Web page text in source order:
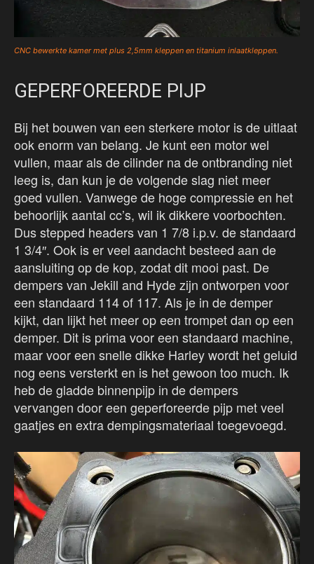
CNC bewerkte kamer met plus 2,5mm kleppen en titanium inlaatkleppen.
GEPERFOREERDE PIJP
Bij het bouwen van een sterkere motor is de uitlaat
ook enorm van belang. Je kunt een motor wel
vullen, maar als de cilinder na de ontbranding niet
leeg is, dan kun je de volgende slag niet meer
goed vullen. Vanwege de hoge compressie en het
behoorlijk aantal cc’s, wil ik dikkere voorbochten.
Dus stepped headers van 1 7/8 i.p.v. de standaard
1 3/4″. Ook is er veel aandacht besteed aan de
aansluiting op de kop, zodat dit mooi past. De
dempers van Jekill and Hyde zijn ontworpen voor
een standaard 114 of 117. Als je in de demper
kijkt, dan lijkt het meer op een trompet dan op een
demper. Dit is prima voor een standaard machine,
maar voor een snelle dikke Harley wordt het geluid
nog eens versterkt en is het gewoon too much. Ik
heb de gladde binnenpijp in de dempers
vervangen door een geperforeerde pijp met veel
gaatjes en extra dempingsmateriaal toegevoegd.